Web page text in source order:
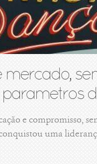
mercado,
e compromisso,
uma